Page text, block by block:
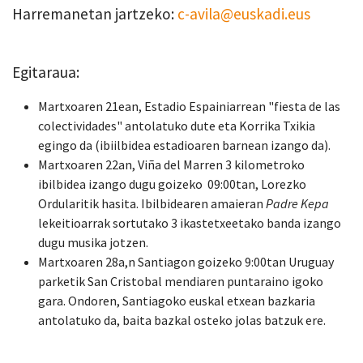
Harremanetan jartzeko: c-avila@euskadi.eus
Egitaraua:
Martxoaren 21ean, Estadio Espainiarrean "fiesta de las
colectividades" antolatuko dute eta Korrika Txikia
egingo da (ibiilbidea estadioaren barnean izango da).
Martxoaren 22an, Viña del Marren 3 kilometroko
ibilbidea izango dugu goizeko 09:00tan, Lorezko
Ordularitik hasita. Ibilbidearen amaieran Padre Kepa
lekeitioarrak sortutako 3 ikastetxeetako banda izango
dugu musika jotzen.
Martxoaren 28a,n Santiagon goizeko 9:00tan Uruguay
parketik San Cristobal mendiaren puntaraino igoko
gara. Ondoren, Santiagoko euskal etxean bazkaria
antolatuko da, baita bazkal osteko jolas batzuk ere.